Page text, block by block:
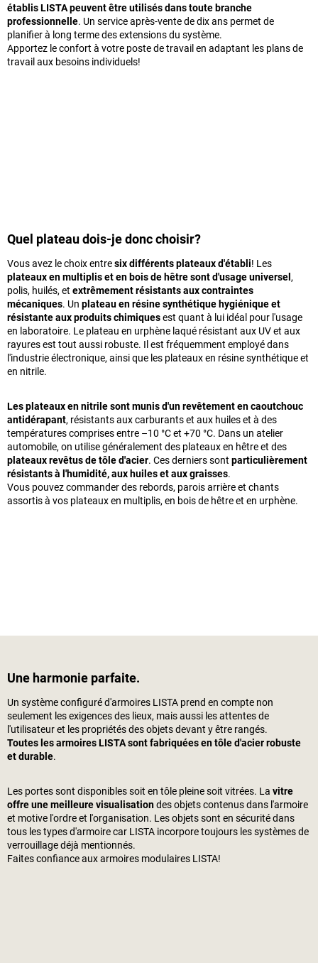
établis LISTA peuvent être utilisés dans toute branche
professionnelle. Un service après-vente de dix ans permet de
planifier à long terme des extensions du système.
Apportez le confort à votre poste de travail en adaptant les plans de
travail aux besoins individuels!
Quel plateau dois-je donc choisir?
Vous avez le choix entresix différents plateaux d'établi! Les
plateaux en multiplis et en bois de hêtre sont d'usage universel ,
polis, huilés, et extrêmement résistants aux contraintes
mécaniques. Un plateau en résine synthétique hygiénique et
résistante aux produits chimiquesest quant à lui idéal pour l'usage
en laboratoire. Le plateau en urphène laqué résistant aux UV et aux
rayures est tout aussi robuste. Il est fréquemment employé dans
l'industrie électronique, ainsi que les plateaux en résine synthétique et
en nitrile.
Les plateaux en nitrile sont munis d'un revêtement en caoutchouc
antidérapant, résistants aux carburants et aux huiles et à des
températures comprises entre –10 °C et +70 °C. Dans un atelier
automobile, on utilise généralement des plateaux en hêtre et des
plateaux revêtus de tôle d'acier. Ces derniers sont particulièrement
résistants à l'humidité, aux huiles et aux graisses.
Vous pouvez commander des rebords, parois arrière et chants
assortis à vos plateaux en multiplis, en bois de hêtre et en urphène.
Une harmonie parfaite.
Un système configuré d'armoires LISTA prend en compte non
seulement les exigences des lieux, mais aussi les attentes de
l'utilisateur et les propriétés des objets devant y être rangés.
Toutes les armoires LISTA sont fabriquées en tôle d'acier robuste
et durable.
Les portes sont disponibles soit en tôle pleine soit vitrées. La vitre
offre une meilleure visualisationdes objets contenus dans l'armoire
et motive l'ordre et l'organisation. Les objets sont en sécurité dans
tous les types d'armoire car LISTA incorpore toujours les systèmes de
verrouillage déjà mentionnés.
Faites confiance aux armoires modulaires LISTA!